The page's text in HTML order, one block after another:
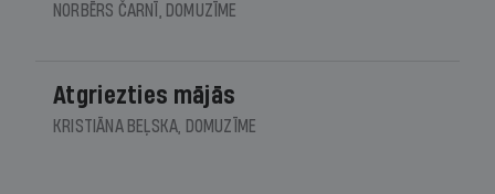
NORBĒRS ČARNĪ, DOMUZĪME
Atgriezties mājās
KRISTIĀNA BEĻSKA, DOMUZĪME